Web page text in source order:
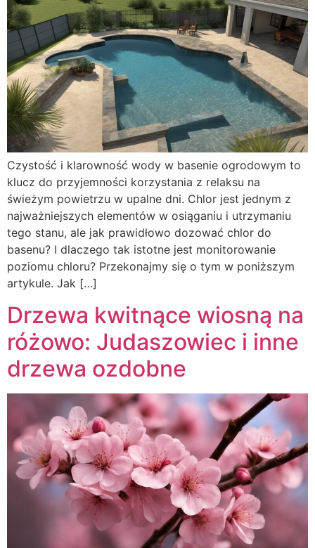
Czystość i klarowność wody w basenie ogrodowym to
klucz do przyjemności korzystania z relaksu na
świeżym powietrzu w upalne dni. Chlor jest jednym z
najważniejszych elementów w osiąganiu i utrzymaniu
tego stanu, ale jak prawidłowo dozować chlor do
basenu? I dlaczego tak istotne jest monitorowanie
poziomu chloru? Przekonajmy się o tym w poniższym
artykule. Jak […]
Drzewa kwitnące wiosną na
różowo: Judaszowiec i inne
drzewa ozdobne